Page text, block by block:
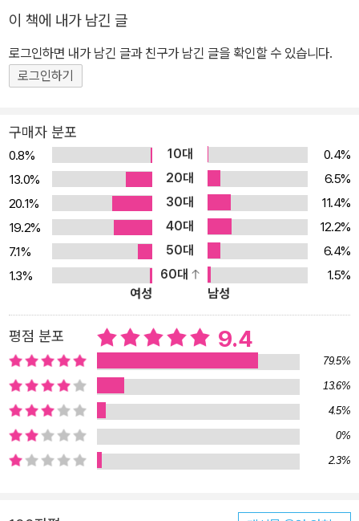
없고, 평가에 대해서도 자유하고, 오직 예수님만 바라볼 수 있게 되었
다고 말한다. 그래서 예수님 한 분이면 충분한 사람, 예수님 안에서 죽
고 예수님의 생명으로 사는 사람이 된다는 것이다. 십자가의 도(道)
깨닫게 할 것이다.
이 책에 내가 남긴 글
로그인하면 내가 남긴 글과 친구가 남긴 글을 확인할 수 있습니다.
로그인하기
구매자 분포
0.8% 10대
0.4%
13.0%
20대
6.5%
20.1%
30대
11.4%
19.2%
40대
12.2%
7.1%
50대
6.4%
1.3%
60대
1.5%
여성
남성
평점 분포 9.4
79.5%
13.6%
4.5%
0%
2.3%